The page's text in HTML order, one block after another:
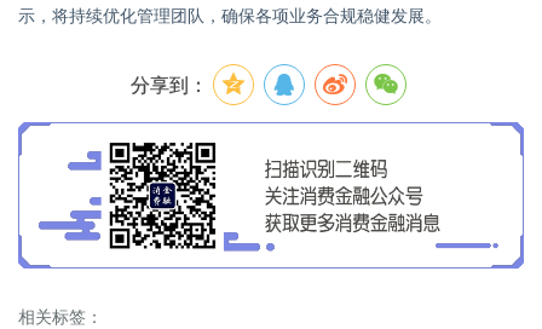
示，将持续优化管理团队，确保各项业务合规稳健发展。
分享到：
相关标签：